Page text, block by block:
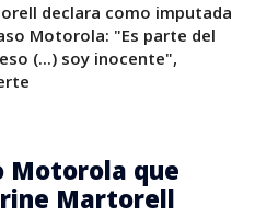
declara como imputada
Motorola: "Es parte del
(...) soy inocente",
Motorola que
Martorell